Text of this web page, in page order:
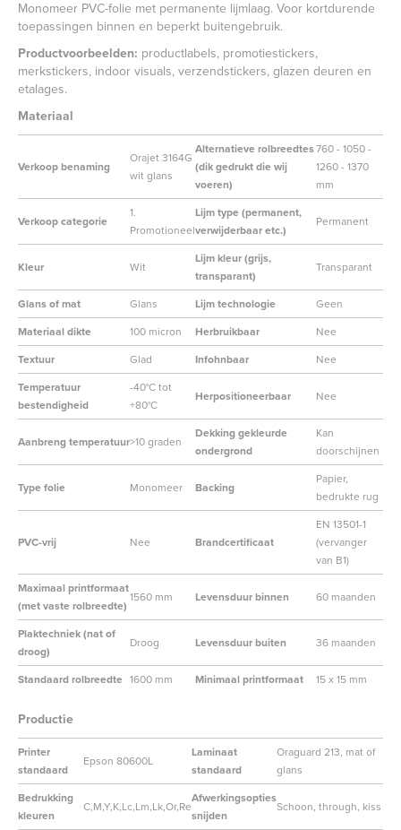
Monomeer PVC-folie met permanente lijmlaag. Voor kortdurende
toepassingen binnen en beperkt buitengebruik.
Productvoorbeelden: productlabels, promotiestickers,
merkstickers, indoor visuals, verzendstickers, glazen deuren en
etalages.
Materiaal
Verkoop benaming
Orajet 3164G
wit glans
Alternatieve rolbreedtes
(dik gedrukt die wij
voeren)
760 - 1050 -
1260 - 1370
mm
Verkoop categorie
1.
Promotioneel
Lijm type (permanent,
verwijderbaar etc.)
Permanent
Kleur Wit
Lijm kleur (grijs,
transparant)
Transparant
Glans of mat Glans Lijm technologie
Geen
Materiaal dikte
100 micron Herbruikbaar
Nee
Textuur
Glad Infohnbaar
Nee
Temperatuur
bestendigheid
-40°C tot
+80°C
Herpositioneerbaar Nee
Aanbreng temperatuur>10 graden
Dekking gekleurde
ondergrond
Kan
doorschijnen
Type folie Monomeer Backing
Papier,
bedrukte rug
PVC-vrij Nee Brandcertificaat
EN 13501-1
(vervanger
van B1)
Maximaal printformaat
(met vaste rolbreedte)
1560 mm Levensduur binnen 60 maanden
Plaktechniek (nat of
droog)
Droog Levensduur buiten 36 maanden
Standaard rolbreedte 1600 mm Minimaal printformaat 15 x 15 mm
Productie
Printer
standaard
Epson 80600L
Laminaat
standaard
Oraguard 213, mat of
glans
Bedrukking
kleuren
C,M,Y,K,Lc,Lm,Lk,Or,Re
Afwerkingsopties
snijden
Schoon, through, kiss